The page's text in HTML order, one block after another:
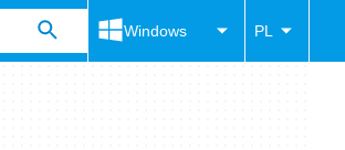
Windows PL